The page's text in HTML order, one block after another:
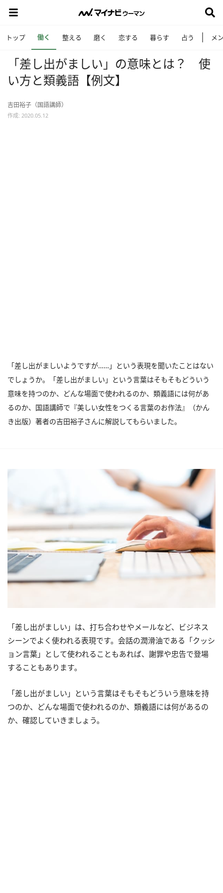
トップ 働く 整える 磨く 恋する 暮らす 占う メ
「差し出がましい」の意味とは？ 使
い方と類義語【例文】
吉田裕子（国語講師）
作成: 2020.05.12
「差し出がましいようですが……」という表現を聞いたことはない
でしょうか。「差し出がましい」という言葉はそもそもどういう
意味を持つのか、どんな場面で使われるのか、類義語には何があ
るのか、国語講師で『美しい女性をつくる言葉のお作法』（かん
き出版）著者の吉田裕子さんに解説してもらいました。
「差し出がましい」は、打ち合わせやメールなど、ビジネス
シーンでよく使われる表現です。会話の潤滑油である「クッシ
ョン言葉」として使われることもあれば、謝罪や忠告で登場
することもあります。
「差し出がましい」という言葉はそもそもどういう意味を持
つのか、どんな場面で使われるのか、類義語には何があるの
か、確認していきましょう。